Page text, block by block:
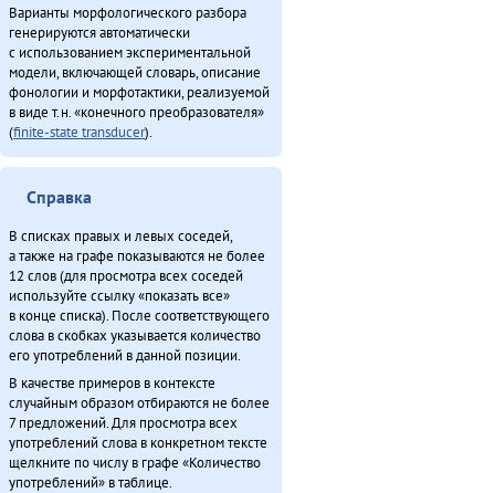
О̄н бэе хэргӯлэ̄ дӯндэлэ̄ ӣстан (2011)
О̄н мундука̄н хэдюнин ка̄хика о̄дан (2012)
Секция этнокультурнай алагувундули (2013)
Сулугды (2011)
Турэн – илэды баин (2013)
Урэ̄н-дэ̄ Уӈко̄вул (2011)
Хулакӣ тадук ама̄ка̄ (2011)
Хула̄н тадук токтовкӣ (2011)
Хэвэкӣнӯн ӈинакин тадук Ха̄ргӣ (2011)
Итого
Варианты морфологического разбора
генерируются автоматически
с использованием экспериментальной
модели, включающей словарь, описание
фонологии и морфотактики, реализуемой
в виде т.н. «конечного преобразователя»
(finite-state transducer).
Справка
В списках правых и левых соседей,
а также на графе показываются не более
12 слов (для просмотра всех соседей
используйте ссылку «показать все»
в конце списка). После соответствующего
слова в скобках указывается количество
его употреблений в данной позиции.
В качестве примеров в контексте
случайным образом отбираются не более
7 предложений. Для просмотра всех
употреблений слова в конкретном тексте
щелкните по числу в графе «Количество
употреблений» в таблице.